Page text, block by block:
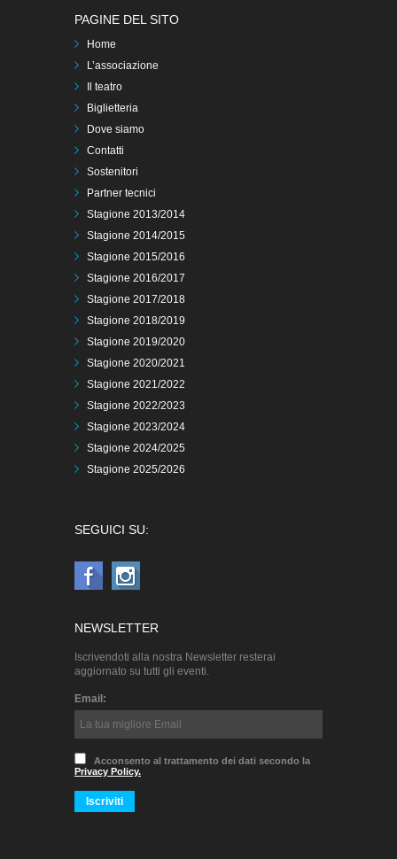
PAGINE DEL SITO
Home
L’associazione
Il teatro
Biglietteria
Dove siamo
Contatti
Sostenitori
Partner tecnici
Stagione 2013/2014
Stagione 2014/2015
Stagione 2015/2016
Stagione 2016/2017
Stagione 2017/2018
Stagione 2018/2019
Stagione 2019/2020
Stagione 2020/2021
Stagione 2021/2022
Stagione 2022/2023
Stagione 2023/2024
Stagione 2024/2025
Stagione 2025/2026
SEGUICI SU:
NEWSLETTER
Iscrivendoti alla nostra Newsletter resterai
aggiornato su tutti gli eventi.
Email:
Acconsento al trattamento dei dati secondo la
Privacy Policy.